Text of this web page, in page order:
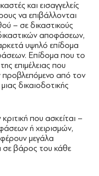
και εισαγγελείς
να επιβάλλονται
– σε δικαστικούς
αποφάσεων,
υψηλό επίδομα
Επίδομα που το
επιμέλειας που
προβλεπόμενο από τον
δικαιοδοτικής
που ασκείται –
ή χειρισμών,
μεγάλα
σε βάρος του κάθε